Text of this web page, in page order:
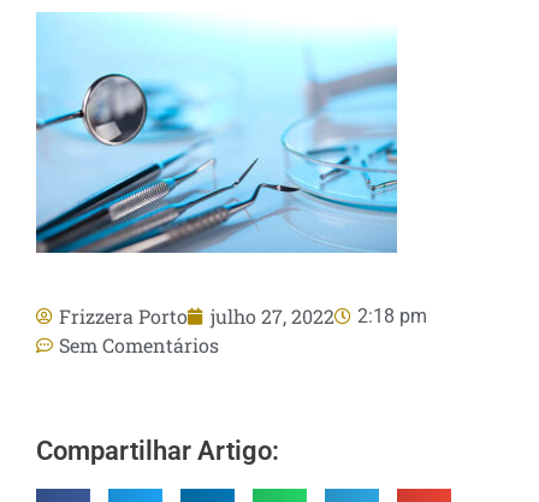
Frizzera Porto julho 27, 2022 2:18 pm
Sem Comentários
Compartilhar Artigo: